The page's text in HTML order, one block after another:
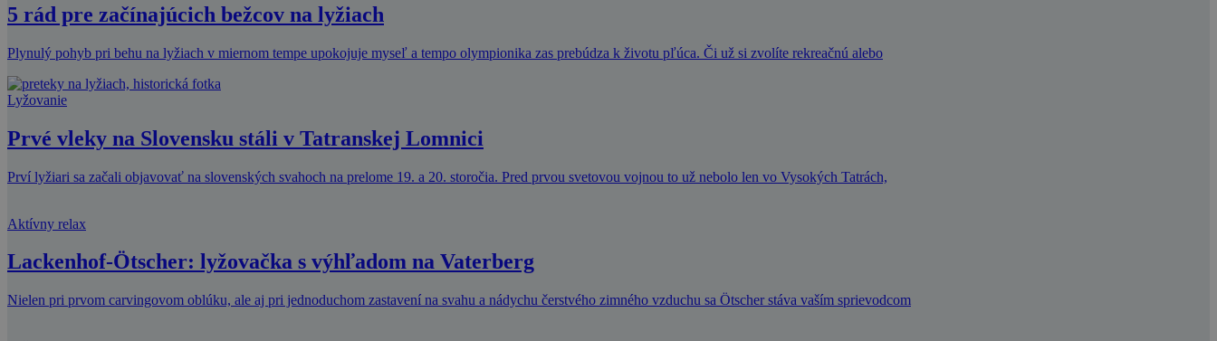
5 rád pre začínajúcich bežcov na lyžiach
Plynulý pohyb pri behu na lyžiach v miernom tempe upokojuje myseľ a tempo olympionika zas prebúdza k životu pľúca. Či už si zvolíte rekreačnú alebo
Lyžovanie
Prvé vleky na Slovensku stáli v Tatranskej Lomnici
Prví lyžiari sa začali objavovať na slovenských svahoch na prelome 19. a 20. storočia. Pred prvou svetovou vojnou to už nebolo len vo Vysokých Tatrách,
Aktívny relax
Lackenhof-Ötscher: lyžovačka s výhľadom na Vaterberg
Nielen pri prvom carvingovom oblúku, ale aj pri jednoduchom zastavení na svahu a nádychu čerstvého zimného vzduchu sa Ötscher stáva vaším sprievodcom